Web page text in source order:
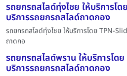
รถยกรถสไลด์ทุ่งไชย ให้บริการโ
บริการรถยกรถสไลด์ถาดกอง
รถยกรถสไลด์ทุ่งไชย ให้บริการโดย TPN-
ถาดกอ
รถยกรถสไลด์พราน ให้บริการโด
บริการรถยกรถสไลด์ถาดกอง